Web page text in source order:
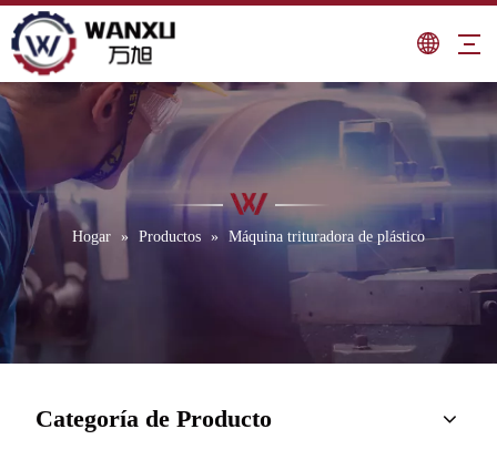
Hogar » Productos » Máquina trituradora de plástico
Categoría de Producto